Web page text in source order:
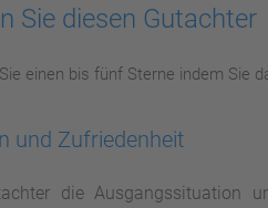
Sie diesen Gutachter
einen bis fünf Sterne indem Sie
und Zufriedenheit
die Ausgangssituation